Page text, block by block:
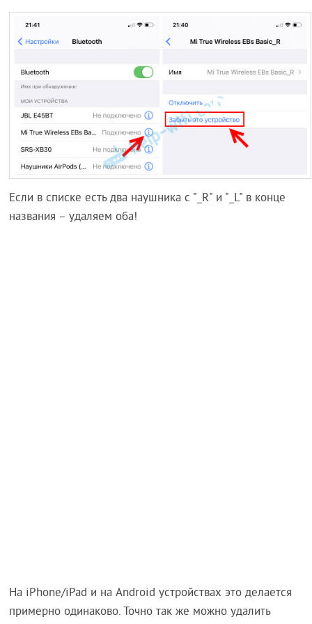
Если в списке есть два наушника с "_R" и "_L" в конце
названия – удаляем оба!
На iPhone/iPad и на Android устройствах это делается
примерно одинаково. Точно так же можно удалить